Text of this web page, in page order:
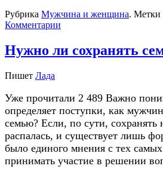
Рубрика Мужчина и женщина. Метки
Комментарии
Нужно ли сохранять
Пишет Лада
Уже прочитали 2 489 Важно
определяет поступки, как
семью? Если, по сути, сохранять
распалась, и существует лишь
было единого мнения с тех
принимать участие в решении